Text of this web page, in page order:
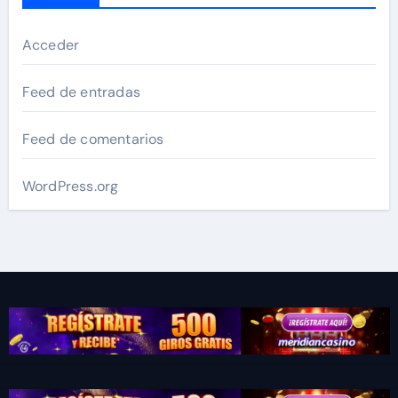
Acceder
Feed de entradas
Feed de comentarios
WordPress.org